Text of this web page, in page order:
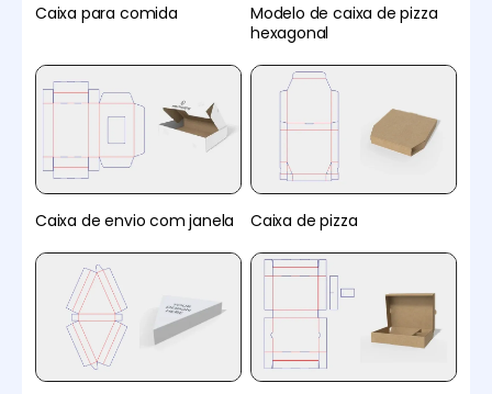
Caixa para comida
Modelo de caixa de pizza
hexagonal
Caixa de envio com janela Caixa de pizza